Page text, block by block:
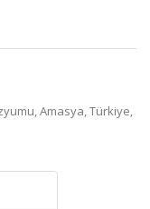
Amasya, Türkiye,